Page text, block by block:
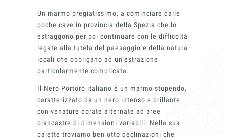
Un marmo pregiatissimo, a cominciare dalle
poche cave in provincia della Spezia che lo
estraggono per poi continuare con le difficoltà
legate alla tutela del paesaggio e della natura
locali che obbligano ad un’estrazione
particolarmente complicata.
Il Nero Portoro italiano è un marmo stupendo,
caratterizzato da un nero intenso e brillante
con venature dorate alternate ad aree
biancastre di dimensioni variabili. Nella sua
palette troviamo ben otto declinazioni che